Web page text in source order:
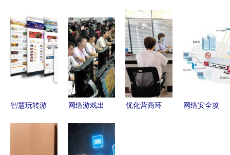
检测认证申
请与网络技
术服务融合
路径探析
力，织就网
络服务新图
景
络技术服务
解析
模式——
IT168安全
专区网络技
智慧玩转游
网络游戏出
合规与创新
的平衡之道
优化营商环
网络安全攻